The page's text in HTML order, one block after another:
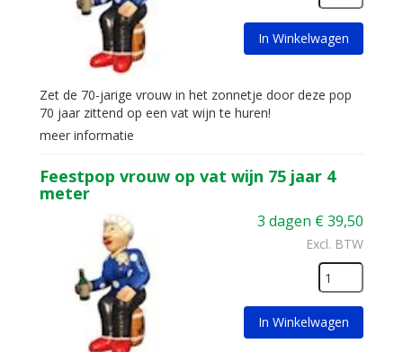
In Winkelwagen
Zet de 70-jarige vrouw in het zonnetje door deze pop
70 jaar zittend op een vat wijn te huren!
meer informatie
Feestpop vrouw op vat wijn 75 jaar 4
meter
3 dagen €39,50
Excl. BTW
In Winkelwagen